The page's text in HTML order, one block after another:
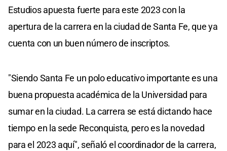
Estudios apuesta fuerte para este 2023 con la
apertura de la carrera en la ciudad de Santa Fe, que ya
cuenta con un buen número de inscriptos.
"Siendo Santa Fe un polo educativo importante es una
buena propuesta académica de la Universidad para
sumar en la ciudad. La carrera se está dictando hace
tiempo en la sede Reconquista, pero es la novedad
para el 2023 aquí", señaló el coordinador de la carrera,